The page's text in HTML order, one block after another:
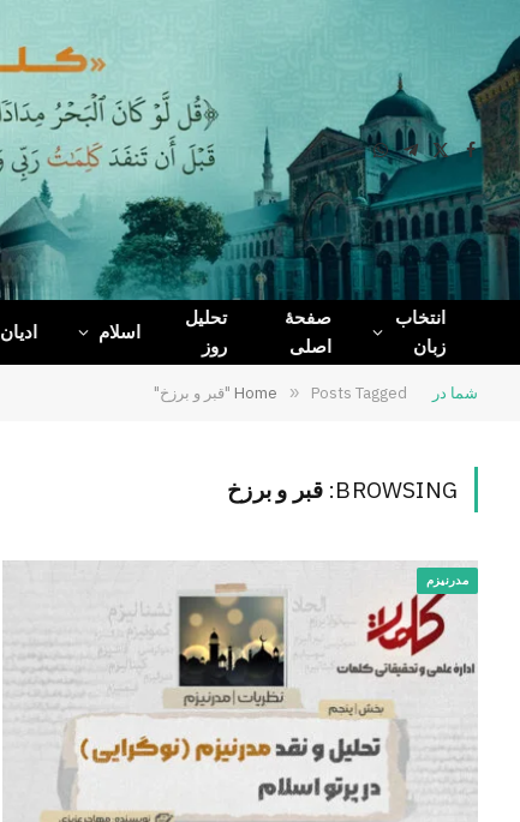
Facebook
X
(Twitter)
Telegram
WhatsApp
انتخاب
زبان
صفحۀ
اصلی
تحلیل
روز
اسلام ادیان
شما در Home » Posts Tagged "قبر و برزخ"
BROWSING: قبر و برزخ
مدرنیزم